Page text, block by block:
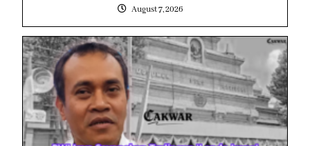
August 7, 2026